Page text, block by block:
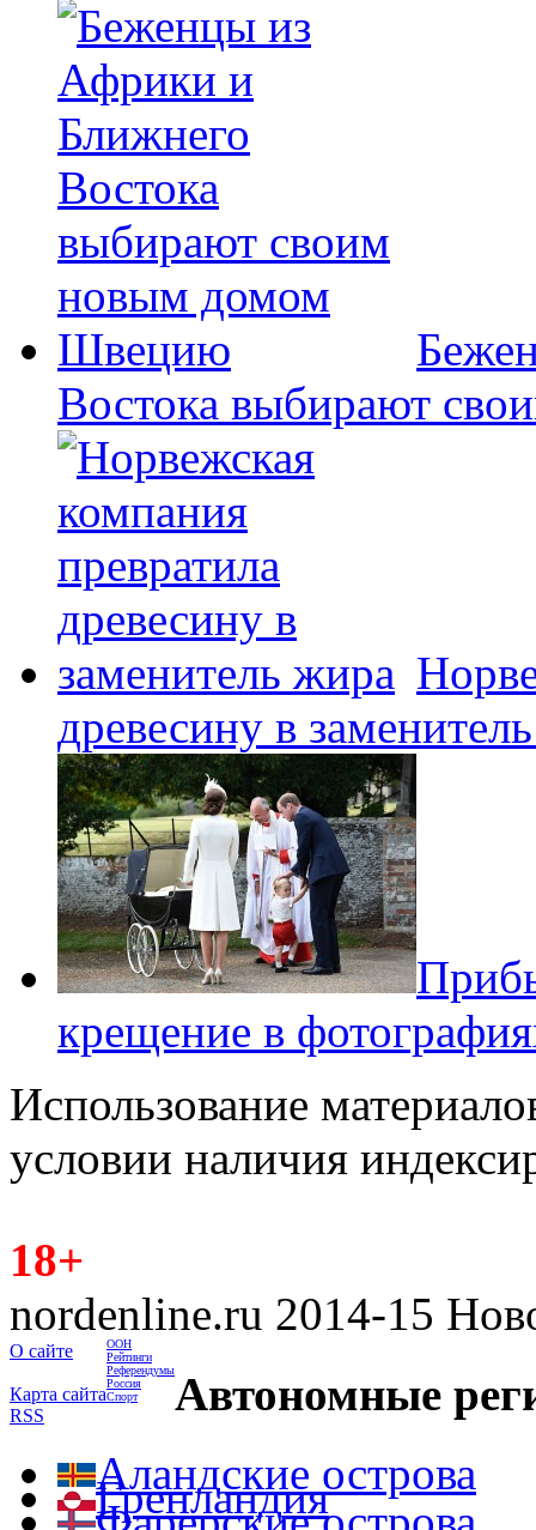
Востока выбирают
древесину в
крещение в
Использование
условии наличия
18+
nordenline.ru 2014-15
О сайте
Карта сайта
RSS
ООН
Рейтинги
Референдумы
Россия
Спорт
Автономные
Аландские острова
Гренландия